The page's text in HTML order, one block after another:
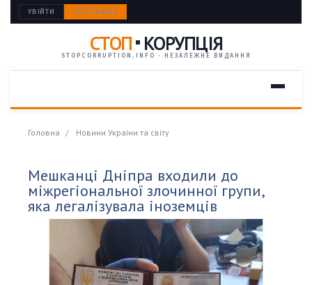
УВІЙТИ РЕЄСТРАЦІЯ
СТОП КОРУПЦІЯ
STOPCORRUPTION.INFO · НЕЗАЛЕЖНЕ ВИДАННЯ
Головна Новини України та світу
Мешканці Дніпра входили до
міжрегіональної злочинної групи,
яка легалізувала іноземців